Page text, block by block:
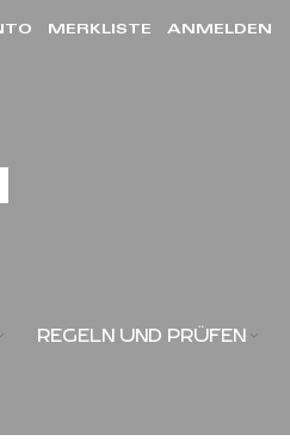
MERKLISTE ANMELDEN
REGELN UND PRÜFEN